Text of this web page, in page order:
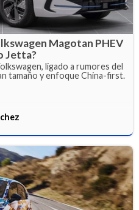
Magotan PHEV
Jetta?
ligado a rumores del
tamaño y enfoque China-first.